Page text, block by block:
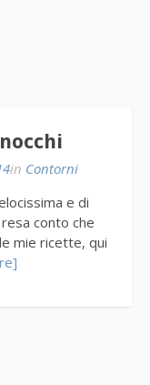
in Contorni
e di
conto che
mie ricette, qui